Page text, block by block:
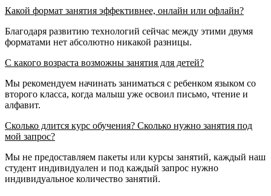
Какой формат занятия эффективнее, онлайн или офлайн?
Благодаря развитию технологий сейчас между этими двумя
форматами нет абсолютно никакой разницы.
С какого возраста возможны занятия для детей?
Мы рекомендуем начинать заниматься с ребенком языком со
второго класса, когда малыш уже освоил письмо, чтение и
алфавит.
Сколько длится курс обучения? Сколько нужно занятия под
мой запрос?
Мы не предоставляем пакеты или курсы занятий, каждый наш
студент индивидуален и под каждый запрос нужно
индивидуальное количество занятий.